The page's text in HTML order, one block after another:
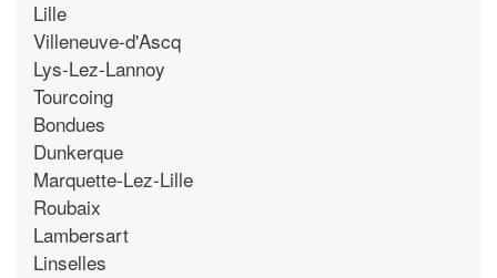
Lille
Villeneuve-d'Ascq
Lys-Lez-Lannoy
Tourcoing
Bondues
Dunkerque
Marquette-Lez-Lille
Roubaix
Lambersart
Linselles